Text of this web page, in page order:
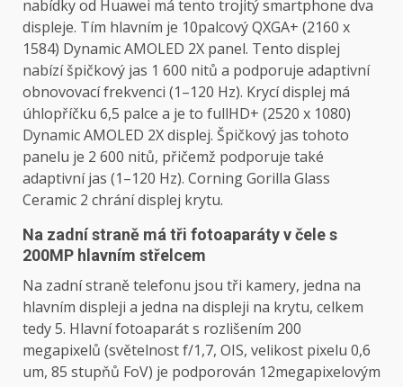
nabídky od Huawei má tento trojitý smartphone dva
displeje. Tím hlavním je 10palcový QXGA+ (2160 x
1584) Dynamic AMOLED 2X panel. Tento displej
nabízí špičkový jas 1 600 nitů a podporuje adaptivní
obnovovací frekvenci (1–120 Hz). Krycí displej má
úhlopříčku 6,5 palce a je to fullHD+ (2520 x 1080)
Dynamic AMOLED 2X displej. Špičkový jas tohoto
panelu je 2 600 nitů, přičemž podporuje také
adaptivní jas (1–120 Hz). Corning Gorilla Glass
Ceramic 2 chrání displej krytu.
Na zadní straně má tři fotoaparáty v čele s
200MP hlavním střelcem
Na zadní straně telefonu jsou tři kamery, jedna na
hlavním displeji a jedna na displeji na krytu, celkem
tedy 5. Hlavní fotoaparát s rozlišením 200
megapixelů (světelnost f/1,7, OIS, velikost pixelu 0,6
um, 85 stupňů FoV) je podporován 12megapixelovým